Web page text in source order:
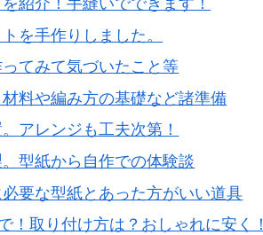
紹介！手縫いでできます！
を手作りしました。
てみて気づいたこと等
料や編み方の基礎など諸準備
アレンジも工夫次第！
型紙から自作での体験談
要な型紙とあった方がいい道具
！取り付け方は？おしゃれに安く！